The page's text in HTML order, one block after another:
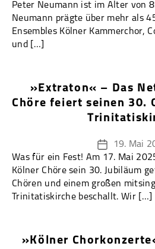
Peter Neumann ist im Alter von
Neumann prägte über mehr als
Ensembles Kölner Kammerchor,
und […]
»Extraton« – Das
Chöre feiert seinen 30.
19. Mai
Was für ein Fest! Am 17. Mai
Kölner Chöre sein 30. Jubiläum
Chören und einem großen
Trinitatiskirche beschallt. Wir […]
»Kölner